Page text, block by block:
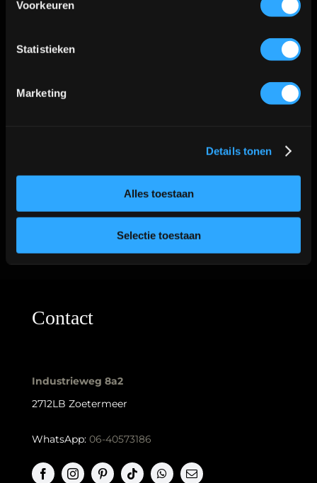
Voorkeuren
Statistieken
Marketing
Details tonen
Alles toestaan
Selectie toestaan
Facebook
Email dit
product
Contact
Industrieweg 8a2
2712LB Zoetermeer
WhatsApp: 06-40573186